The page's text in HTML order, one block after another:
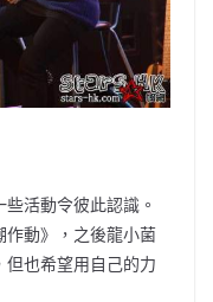
活動令彼此認識。
作動》，之後龍小菌
也希望用自己的力